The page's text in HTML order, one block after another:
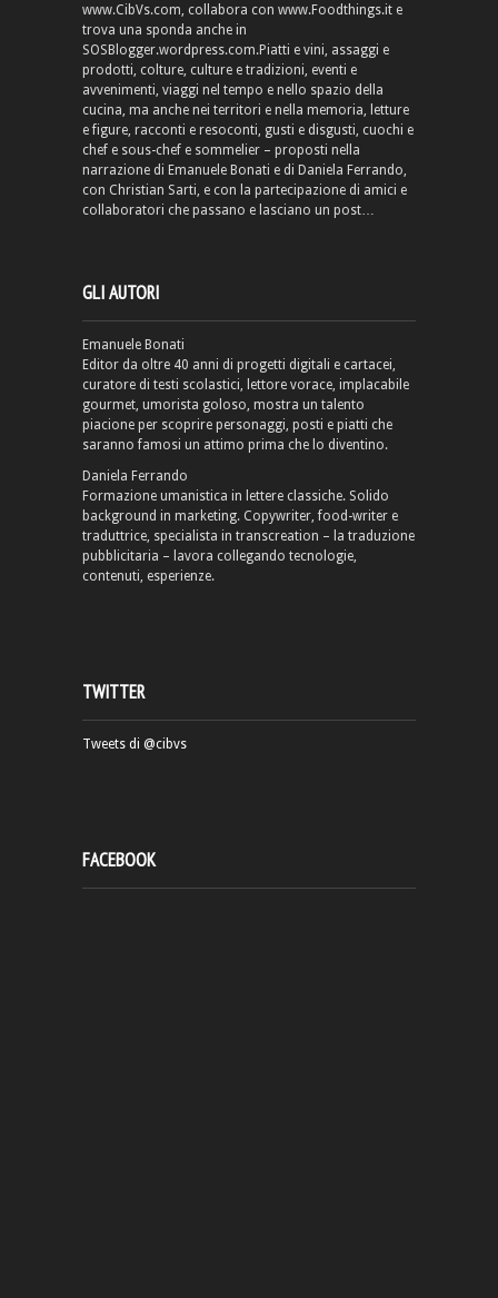
www.CibVs.com, collabora con www.Foodthings.it e
trova una sponda anche in
SOSBlogger.wordpress.com.Piatti e vini, assaggi e
prodotti, colture, culture e tradizioni, eventi e
avvenimenti, viaggi nel tempo e nello spazio della
cucina, ma anche nei territori e nella memoria, letture
e figure, racconti e resoconti, gusti e disgusti, cuochi e
chef e sous-chef e sommelier – proposti nella
narrazione di Emanuele Bonati e di Daniela Ferrando,
con Christian Sarti, e con la partecipazione di amici e
collaboratori che passano e lasciano un post…
GLI AUTORI
Emanuele Bonati
Editor da oltre 40 anni di progetti digitali e cartacei,
curatore di testi scolastici, lettore vorace, implacabile
gourmet, umorista goloso, mostra un talento
piacione per scoprire personaggi, posti e piatti che
saranno famosi un attimo prima che lo diventino.
Daniela Ferrando
Formazione umanistica in lettere classiche. Solido
background in marketing. Copywriter, food-writer e
traduttrice, specialista in transcreation – la traduzione
pubblicitaria – lavora collegando tecnologie,
contenuti, esperienze.
TWITTER
Tweets di @cibvs
FACEBOOK